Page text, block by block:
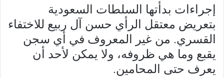
إجراءات بدأتها السلطات السعودية
بتعريض معتقل الرأي حسن آل ربيع للاختفاء
القسري. من غير المعروف في أي سجن
يقبع وما هي ظروفه، ولا يمكن لأحد أن
يعرف حتى المحامين.